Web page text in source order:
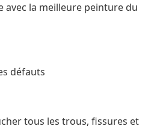
avec la meilleure peinture du
défauts
tous les trous, fissures et